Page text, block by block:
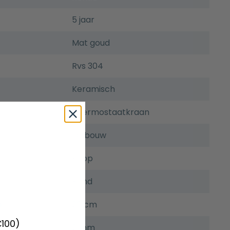
5 jaar
Mat goud
Rvs 304
Keramisch
Thermostaatkraan
Opbouw
Knop
Rond
20 cm